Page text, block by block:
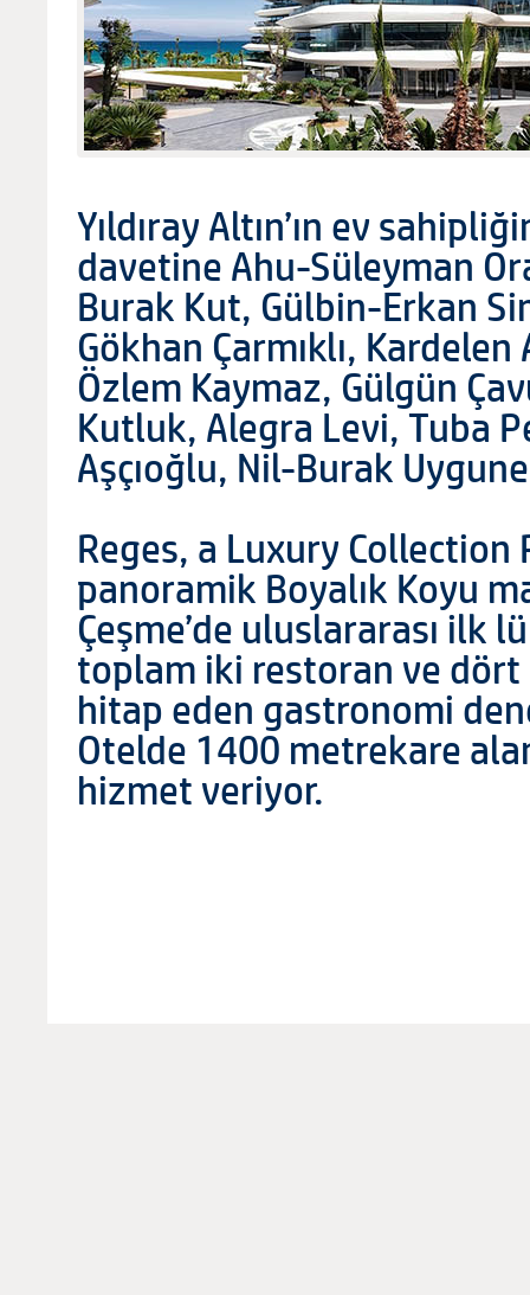
Yıldıray Altın’ın ev
davetine Ahu-Süleyman
Burak Kut, Gülbin-Erkan
Gökhan Çarmıklı,
Özlem Kaymaz, Gülgün
Kutluk, Alegra Levi, Tuba
Aşçıoğlu, Nil-Burak
Reges, a Luxury Collection
panoramik Boyalık Koyu
Çeşme’de uluslararası ilk
toplam iki restoran ve dört
hitap eden gastronomi
Otelde 1400 metrekare
hizmet veriyor.